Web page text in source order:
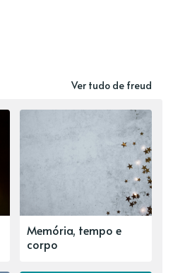
Ver tudo de freud
Memória, tempo e
corpo